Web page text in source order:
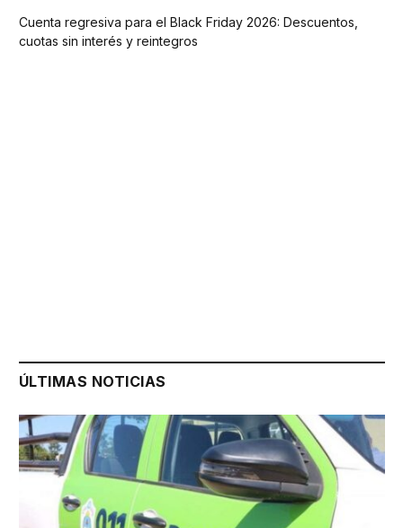
Cuenta regresiva para el Black Friday 2026: Descuentos,
cuotas sin interés y reintegros
ÚLTIMAS NOTICIAS